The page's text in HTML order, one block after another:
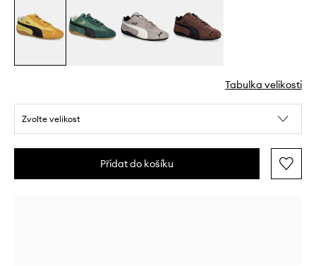
Tabulka velikosti
Zvolte velikost
Přidat do košíku